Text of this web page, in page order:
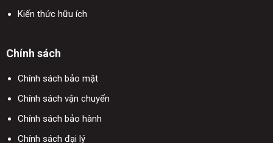
Kiến thức hữu ích
Chính sách
Chính sách bảo mật
Chính sách vận chuyển
Chính sách bảo hành
Chính sách đại lý